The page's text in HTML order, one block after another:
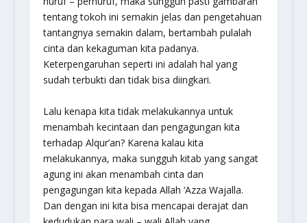
tentang tokoh ini semakin jelas dan pengetahuan
tantangnya semakin dalam, bertambah pulalah
cinta dan kekaguman kita padanya.
Keterpengaruhan seperti ini adalah hal yang
sudah terbukti dan tidak bisa diingkari.
Lalu kenapa kita tidak melakukannya untuk
menambah kecintaan dan pengagungan kita
terhadap Alqur’an? Karena kalau kita
melakukannya, maka sungguh kitab yang sangat
agung ini akan menambah cinta dan
pengagungan kita kepada Allah ‘Azza Wajalla.
Dan dengan ini kita bisa mencapai derajat dan